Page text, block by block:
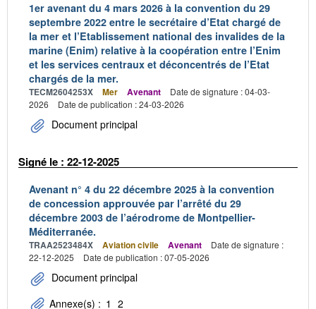
1er avenant du 4 mars 2026 à la convention du 29
septembre 2022 entre le secrétaire d’Etat chargé de
la mer et l’Etablissement national des invalides de la
marine (Enim) relative à la coopération entre l’Enim
et les services centraux et déconcentrés de l’Etat
chargés de la mer.
TECM2604253X Mer Avenant
Date de signature : 04-03-
2026
Date de publication : 24-03-2026
Document principal
Signé le : 22-12-2025
Avenant n° 4 du 22 décembre 2025 à la convention
de concession approuvée par l’arrêté du 29
décembre 2003 de l’aérodrome de Montpellier-
Méditerranée.
TRAA2523484X Aviation civile Avenant
Date de signature :
22-12-2025
Date de publication : 07-05-2026
Document principal
Annexe(s) : 1 2